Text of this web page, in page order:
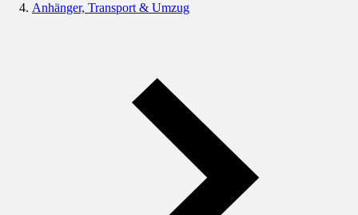
Anhänger, Transport & Umzug